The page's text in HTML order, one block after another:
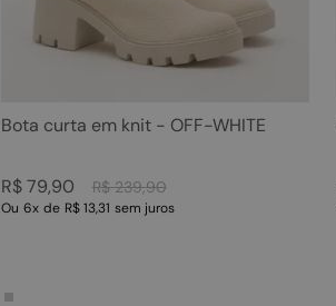
Bota curta em knit - OFF-WHITE
R$ 239,90
R$ 79,90
Ou 6x de R$ 13,31 sem juros